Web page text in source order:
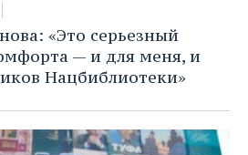
«Это серьезный
— и для меня, и
Нацбиблиотеки»